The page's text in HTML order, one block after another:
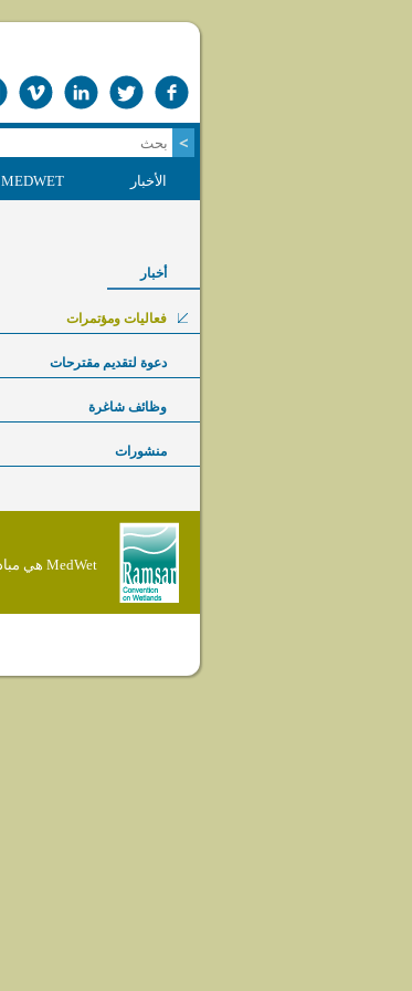
الأخبار MEDWET
أخبار
فعاليات ومؤتمرات
دعوة لتقديم مقترحات
وظائف شاغرة
منشورات
MedWet هي مبادرة إقليمية بموجب إتفاقية Ramsar